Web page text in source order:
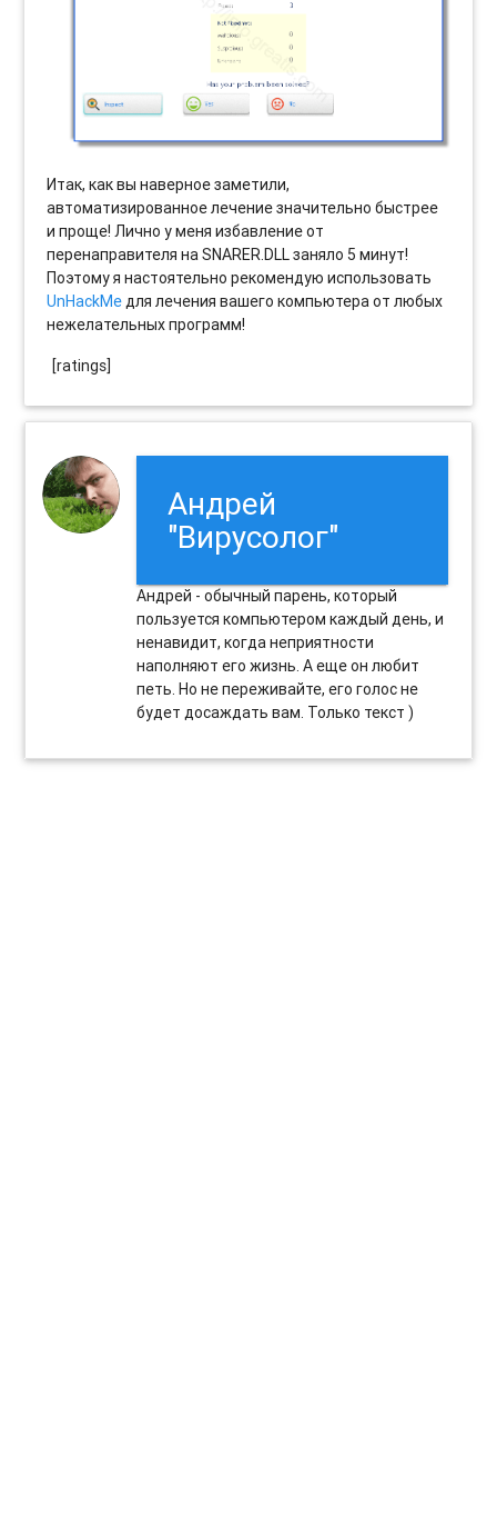
Итак, как вы наверное заметили,
автоматизированное лечение значительно быстрее
и проще! Лично у меня избавление от
перенаправителя на SNARER.DLL заняло 5 минут!
Поэтому я настоятельно рекомендую использовать
UnHackMeдля лечения вашего компьютера от любых
нежелательных программ!
[ratings]
Андрей
"Вирусолог"
Андрей - обычный парень, который
пользуется компьютером каждый день, и
ненавидит, когда неприятности
наполняют его жизнь. А еще он любит
петь. Но не переживайте, его голос не
будет досаждать вам. Только текст )